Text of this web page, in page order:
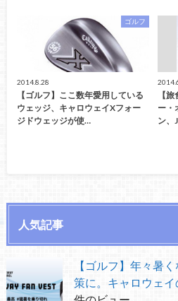
ゴルフ
2014.8.28
【ゴルフ】ここ数年愛用している
ウェッジ、キャロウェイXフォー
ジドウェッジが使…
【
ー・
ン、
人気記事
【ゴルフ】年々暑
策に。キャロウェ